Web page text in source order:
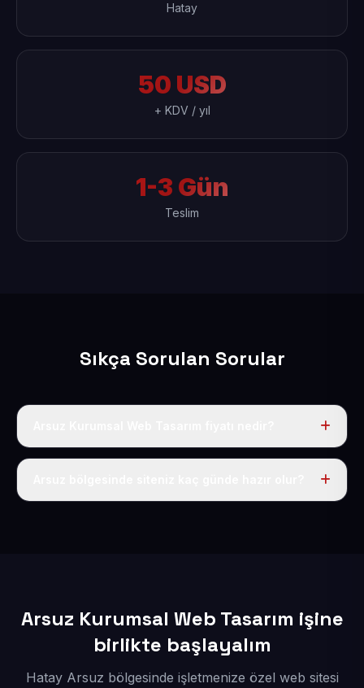
Hatay
50 USD
+ KDV / yıl
1-3 Gün
Teslim
Sıkça Sorulan Sorular
Tek fiyat uygulanır: yıllık 50 USD + KDV. Bu bedele alan
Arsuz Kurumsal Web Tasarım işine
birlikte başlayalım
Hatay Arsuz bölgesinde işletmenize özel web sitesi